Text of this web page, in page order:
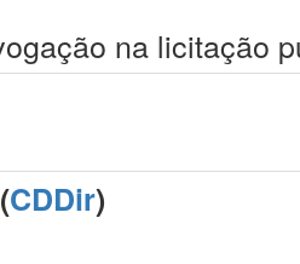
na licitação
CDDir)